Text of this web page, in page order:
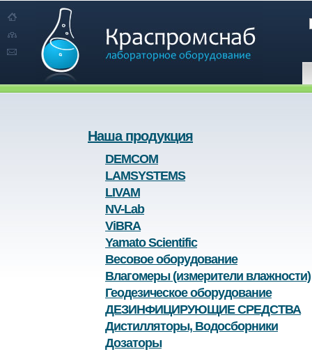
Наша продукция
DEMCOM
LAMSYSTEMS
LIVAM
NV-Lab
ViBRA
Yamato Scientific
Весовое оборудование
Влагомеры (измерители влажности)
Геодезическое оборудование
ДЕЗИНФИЦИРУЮЩИЕ СРЕДСТВА
Дистилляторы, Водосборники
Дозаторы